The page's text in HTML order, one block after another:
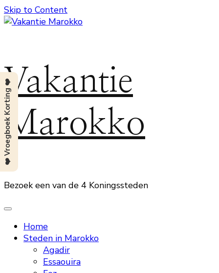
Skip to Content
Vakantie
Marokko
Bezoek een van de 4 Koningssteden
Home
Steden in Marokko
Agadir
Essaouira
❤️ Vroegboek Korting ❤️